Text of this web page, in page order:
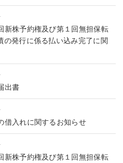
新株予約権及び第１回無担保転
の発行に係る払い込み完了に関
出書
借入れに関するお知らせ
新株予約権及び第１回無担保転